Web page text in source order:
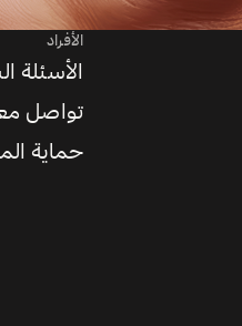
الأفراد
الأسئلة
تواصل
حماية